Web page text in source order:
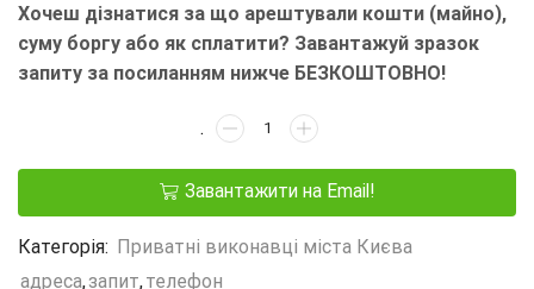
Хочеш дізнатися за що арештували кошти (майно),
суму боргу або як сплатити? Завантажуй зразок
запиту за посиланням нижче БЕЗКОШТОВНО!
Завантажити на Email!
Категорія: Приватні виконавці міста Києва
адреса,запит,телефон